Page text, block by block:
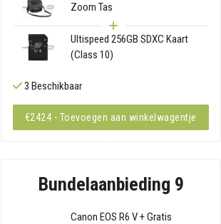
Zoom Tas
Ultispeed 256GB SDXC Kaart
(Class 10)
3 Beschikbaar
€2424 - Toevoegen aan winkelwagentje
Bundelaanbieding 9
Canon EOS R6 V + Gratis